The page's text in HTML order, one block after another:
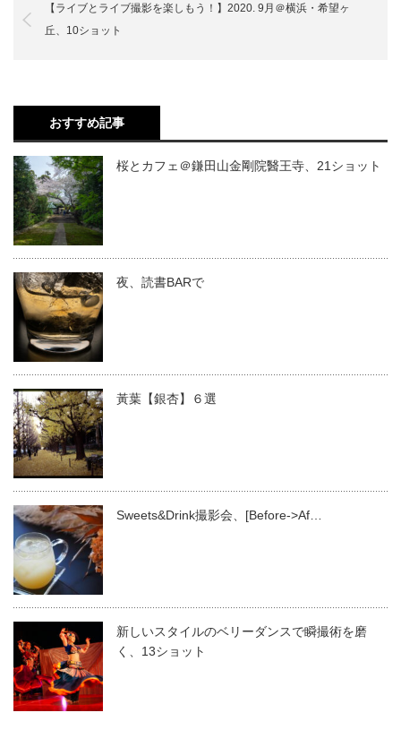
【ライブとライブ撮影を楽しもう！】2020. 9月＠横浜・希望ヶ
丘、10ショット
おすすめ記事
桜とカフェ＠鎌田山金剛院醫王寺、21ショット
夜、読書BARで
黃葉【銀杏】６選
Sweets&Drink撮影会、[Before->Af…
新しいスタイルのベリーダンスで瞬撮術を磨
く、13ショット